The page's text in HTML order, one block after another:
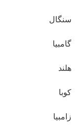
سنگال
گامبیا
هلند
کوبا
زامبیا